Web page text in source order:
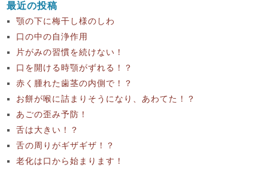
最近の投稿
顎の下に梅干し様のしわ
口の中の自浄作用
片がみの習慣を続けない！
口を開ける時顎がずれる！？
赤く腫れた歯茎の内側で！？
お餅が喉に詰まりそうになり、あわてた！？
あごの歪み予防！
舌は大きい！？
舌の周りがギザギザ！？
老化は口から始まります！